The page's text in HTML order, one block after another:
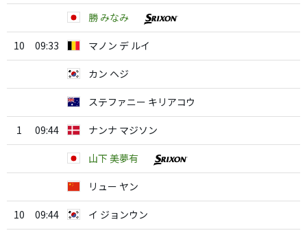
勝 みなみ
10 09:33 マノン デ ルイ
カン ヘジ
ステファニー キリアコウ
1 09:44 ナンナ マジソン
山下 美夢有
リュー ヤン
10 09:44 イ ジョンウン